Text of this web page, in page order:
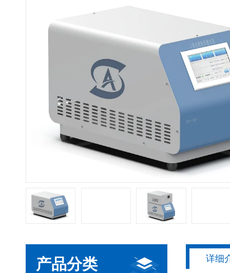
产品分类 详细